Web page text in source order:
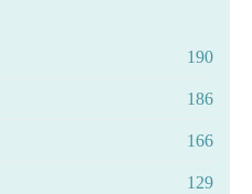
190
186
166
129